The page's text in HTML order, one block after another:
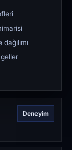
Deneyim